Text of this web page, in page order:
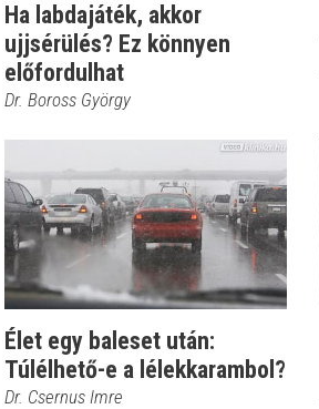
Ha labdajáték, akkor
ujjsérülés? Ez könnyen
előfordulhat
Dr. Boross György
Élet egy baleset után:
Túlélhető-e a lélekkarambol?
Dr. Csernus Imre